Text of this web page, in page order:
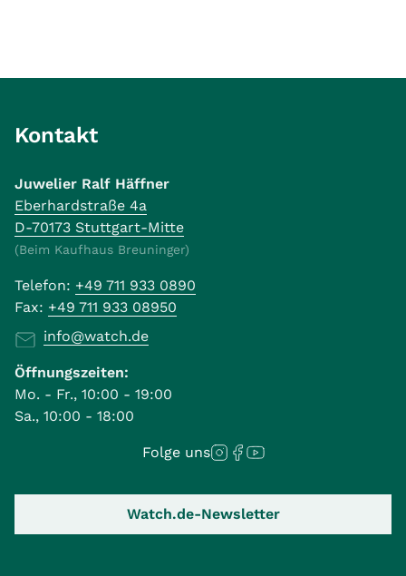
Kontakt
Juwelier Ralf Häffner
Eberhardstraße 4a
D-70173 Stuttgart-Mitte
(Beim Kaufhaus Breuninger)
Telefon: +49 711 933 0890
Fax: +49 711 933 08950
info@watch.de
Öffnungszeiten:
Mo. - Fr., 10:00 - 19:00
Sa., 10:00 - 18:00
Folge uns
Watch.de-Newsletter